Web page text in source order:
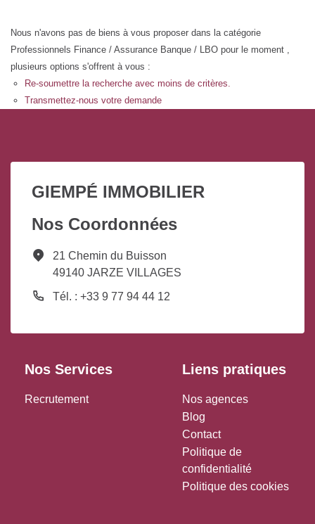
Nous n'avons pas de biens à vous proposer dans la catégorie
Professionnels Finance / Assurance Banque / LBO pour le moment ,
plusieurs options s'offrent à vous :
Re-soumettre la recherche avec moins de critères.
Transmettez-nous votre demande
GIEMPÉ IMMOBILIER
Nos Coordonnées
21 Chemin du Buisson
49140 JARZE VILLAGES
Tél. : +33 9 77 94 44 12
Nos Services
Recrutement
Liens pratiques
Nos agences
Blog
Contact
Politique de
confidentialité
Politique des cookies